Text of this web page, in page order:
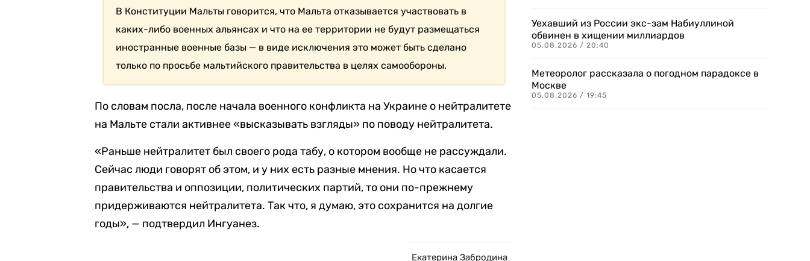
В Конституции Мальты говорится, что Мальта отказывается участвовать в
каких-либо военных альянсах и что на ее территории не будут размещаться
иностранные военные базы — в виде исключения это может быть сделано
только по просьбе мальтийского правительства в целях самообороны.
По словам посла, после начала военного конфликта на Украине о нейтралитете
на Мальте стали активнее «высказывать взгляды» по поводу нейтралитета.
«Раньше нейтралитет был своего рода табу, о котором вообще не рассуждали.
Сейчас люди говорят об этом, и у них есть разные мнения. Но что касается
правительства и оппозиции, политических партий, то они по-прежнему
придерживаются нейтралитета. Так что, я думаю, это сохранится на долгие
годы», — подтвердил Ингуанез.
Екатерина Забродина
Уехавший из России экс-зам Набиуллиной
обвинен в хищении миллиардов
05.08.2026 / 20:40
Метеоролог рассказала о погодном парадоксе в
Москве
05.08.2026 / 19:45